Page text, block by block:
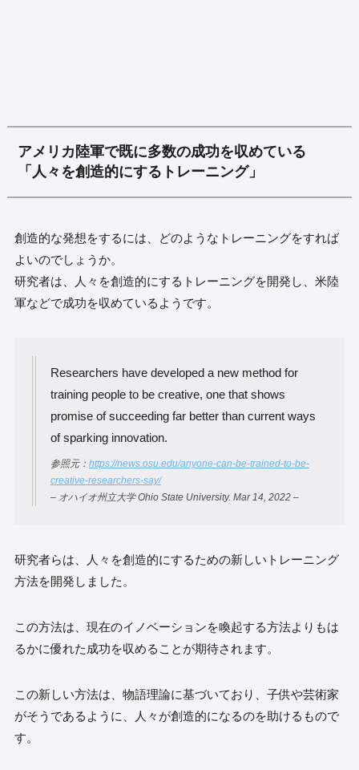
アメリカ陸軍で既に多数の成功を収めている
「人々を創造的にするトレーニング」
創造的な発想をするには、どのようなトレーニングをすれば
よいのでしょうか。
研究者は、人々を創造的にするトレーニングを開発し、米陸
軍などで成功を収めているようです。
Researchers have developed a new method for
training people to be creative, one that shows
promise of succeeding far better than current ways
of sparking innovation.
参照元： https://news.osu.edu/anyone-can-be-trained-to-be-
creative-researchers-say/
– オハイオ州立大学 Ohio State University. Mar 14, 2022 –
研究者らは、人々を創造的にするための新しいトレーニング
方法を開発しました。
この方法は、現在のイノベーションを喚起する方法よりもは
るかに優れた成功を収めることが期待されます。
この新しい方法は、物語理論に基づいており、子供や芸術家
がそうであるように、人々が創造的になるのを助けるもので
す。